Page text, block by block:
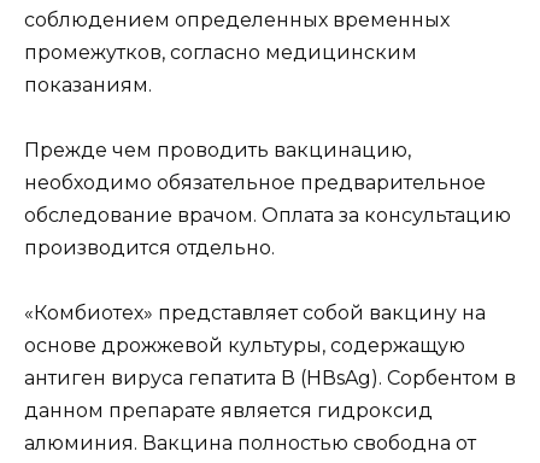
соблюдением определенных временных
промежутков, согласно медицинским
показаниям.
Прежде чем проводить вакцинацию,
необходимо обязательное предварительное
обследование врачом. Оплата за консультацию
производится отдельно.
«Комбиотех» представляет собой вакцину на
основе дрожжевой культуры, содержащую
антиген вируса гепатита В (НВsAg). Сорбентом в
данном препарате является гидроксид
алюминия. Вакцина полностью свободна от